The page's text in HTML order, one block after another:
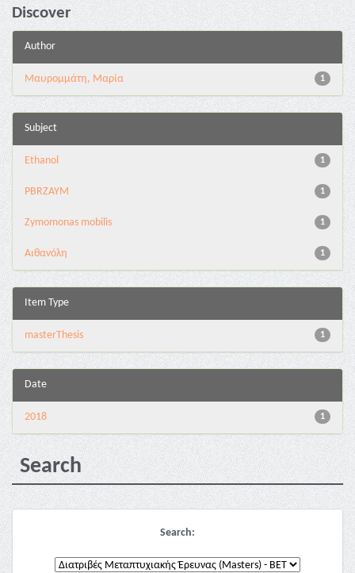
Discover
Author
1
Μαυρομμάτη, Μαρία
Subject
1
Ethanol
1
PBRZAYM
1
Zymomonas mobilis
1
Αιθανόλη
Item Type
1
masterThesis
Date
1
2018
Search
Search: